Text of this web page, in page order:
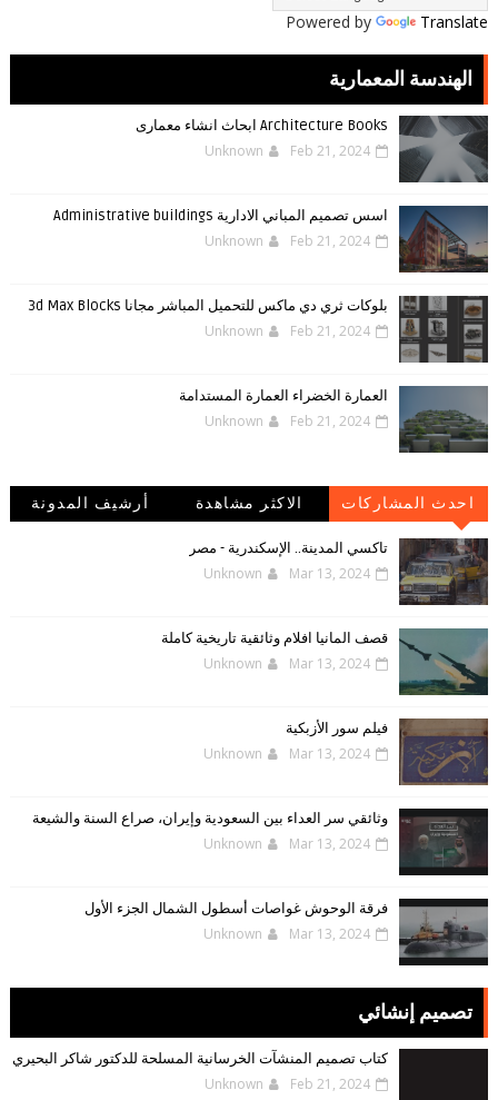
Powered by Translate
الهندسة المعمارية
Architecture Books ابحاث انشاء معمارى
Unknown Feb 21, 2024
اسس تصميم المباني الادارية Administrative buildings
Unknown Feb 21, 2024
بلوكات ثري دي ماكس للتحميل المباشر مجانا 3d Max Blocks
Unknown Feb 21, 2024
العمارة الخضراء العمارة المستدامة
Unknown Feb 21, 2024
احدث المشاركات الاكثر مشاهدة
أرشيف المدونة
تاكسي المدينة.. الإسكندرية - مصر
Unknown Mar 13, 2024
قصف المانيا افلام وثائقية تاريخية كاملة
Unknown Mar 13, 2024
فيلم سور الأزبكية
Unknown Mar 13, 2024
وثائقي سر العداء بين السعودية وإيران، صراع السنة والشيعة
Unknown Mar 13, 2024
فرقة الوحوش غواصات أسطول الشمال الجزء الأول
Unknown Mar 13, 2024
تصميم إنشائي
كتاب تصميم المنشآت الخرسانية المسلحة للدكتور شاكر البحيري
Unknown Feb 21, 2024